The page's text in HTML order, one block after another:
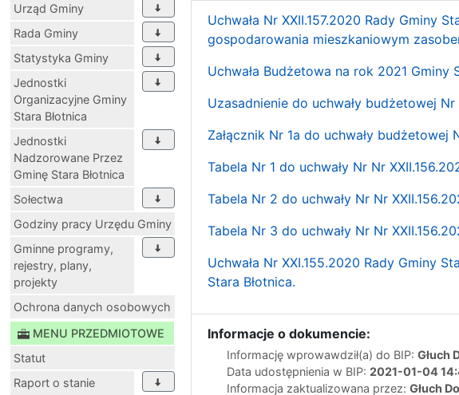
Urząd Gminy
Rada Gminy
Statystyka Gminy
Jednostki
Organizacyjne Gminy
Stara Błotnica
Jednostki
Nadzorowane Przez
Gminę Stara Błotnica
Sołectwa
Godziny pracy Urzędu Gminy
Gminne programy,
rejestry, plany,
projekty
Ochrona danych osobowych
MENU PRZEDMIOTOWE
Statut
Raport o stanie
Uchwała Nr XXII.157.2020 Rady Gminy
gospodarowania mieszkaniowym
Uchwała Budżetowa na rok 2021 Gminy
Uzasadnienie do uchwały budżetowej
Załącznik Nr 1a do uchwały
Tabela Nr 1 do uchwały Nr Nr
Tabela Nr 2 do uchwały Nr Nr
Tabela Nr 3 do uchwały Nr Nr
Uchwała Nr XXI.155.2020 Rady Gminy
Stara Błotnica.
Informacje o dokumencie:
Informację wprowawdził(a) do BIP: Głuch
Data udostępnienia w BIP: 2021-01-04
Informacja zaktualizowana przez: Głuch